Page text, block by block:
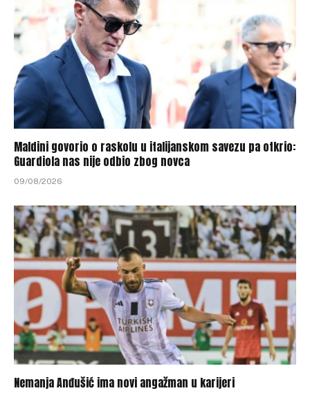
Maldini govorio o raskolu u italijanskom savezu pa otkrio:
Guardiola nas nije odbio zbog novca
09/08/2026
Nemanja Anđušić ima novi angažman u karijeri